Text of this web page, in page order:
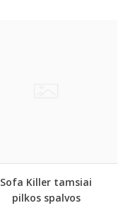
Sofa Killer tamsiai
pilkos spalvos